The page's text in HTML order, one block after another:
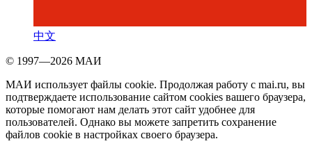
中文
© 1997—2026 МАИ
МАИ использует файлы cookie. Продолжая работу с mai.ru, вы
подтверждаете использование сайтом cookies вашего браузера,
которые помогают нам делать этот сайт удобнее для
пользователей. Однако вы можете запретить сохранение
файлов cookie в настройках своего браузера.